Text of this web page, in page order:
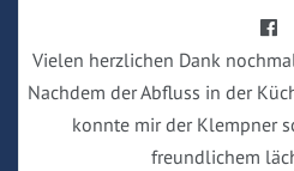
Vielen herzlichen Dank
Nachdem der Abfluss in der
konnte mir der Klempner
freundlichem